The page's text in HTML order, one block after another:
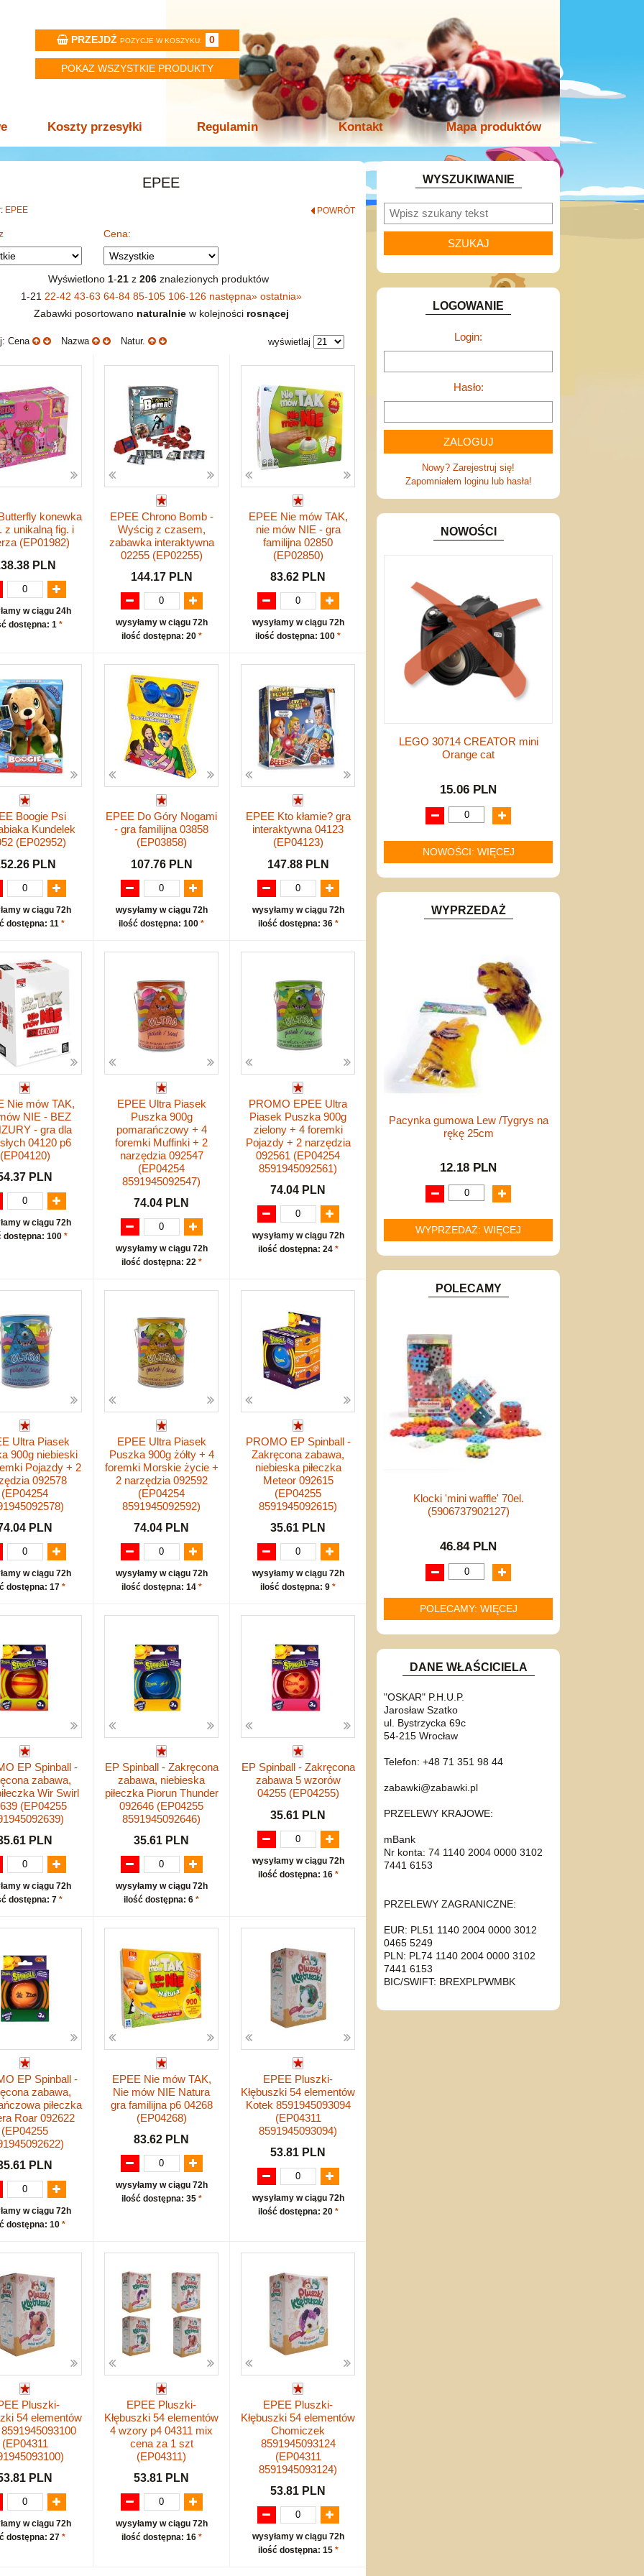
PRZEJDŹ POZYCJE W KOSZYKU: 0
POKAZ WSZYSTKIE PRODUKTY
Koszty przesyłki Regulamin Kontakt Mapa produktów
EPEE
EPEE POWRÓT
Cena:
Wyświetlono 1-21z 206znalezionych produktów
1-21 22-42 43-63 64-84 85-105 106-126 następna» ostatnia»
Zabawki posortowano naturalniew kolejności rosnącej
Cena Nazwa Natur. wyświetlaj
konewka
z unikalną fig. i
(EP01982)
PLN
w ciągu 24h
dostępna: 1 *
EPEE Chrono Bomb -
Wyścig z czasem,
zabawka interaktywna
02255 (EP02255)
144.17 PLN
wysyłamy w ciągu 72h
ilość dostępna: 20 *
EPEE Nie mów TAK,
nie mów NIE - gra
familijna 02850
(EP02850)
83.62 PLN
wysyłamy w ciągu 72h
ilość dostępna: 100 *
Boogie Psi
Kundelek
(EP02952)
PLN
w ciągu 72h
dostępna: 11 *
EPEE Do Góry Nogami
- gra familijna 03858
(EP03858)
107.76 PLN
wysyłamy w ciągu 72h
ilość dostępna: 100 *
EPEE Kto kłamie? gra
interaktywna 04123
(EP04123)
147.88 PLN
wysyłamy w ciągu 72h
ilość dostępna: 36 *
Nie mów TAK,
NIE - BEZ
- gra dla
04120 p6
(EP04120)
PLN
w ciągu 72h
dostępna: 100 *
EPEE Ultra Piasek
Puszka 900g
pomarańczowy + 4
foremki Muffinki + 2
narzędzia 092547
(EP04254
8591945092547)
74.04 PLN
wysyłamy w ciągu 72h
ilość dostępna: 22 *
PROMO EPEE Ultra
Piasek Puszka 900g
zielony + 4 foremki
Pojazdy + 2 narzędzia
092561 (EP04254
8591945092561)
74.04 PLN
wysyłamy w ciągu 72h
ilość dostępna: 24 *
Ultra Piasek
900g niebieski
Pojazdy + 2
092578
(EP04254
PLN
w ciągu 72h
dostępna: 17 *
EPEE Ultra Piasek
Puszka 900g żółty + 4
foremki Morskie życie +
2 narzędzia 092592
(EP04254
8591945092592)
74.04 PLN
wysyłamy w ciągu 72h
ilość dostępna: 14 *
PROMO EP Spinball -
Zakręcona zabawa,
niebieska piłeczka
Meteor 092615
(EP04255
8591945092615)
35.61 PLN
wysyłamy w ciągu 72h
ilość dostępna: 9 *
EP Spinball -
zabawa,
Wir Swirl
(EP04255
PLN
w ciągu 72h
dostępna: 7 *
EP Spinball - Zakręcona
zabawa, niebieska
piłeczka Piorun Thunder
092646 (EP04255
8591945092646)
35.61 PLN
wysyłamy w ciągu 72h
ilość dostępna: 6 *
EP Spinball - Zakręcona
zabawa 5 wzorów
04255 (EP04255)
35.61 PLN
wysyłamy w ciągu 72h
ilość dostępna: 16 *
EP Spinball -
zabawa,
piłeczka
Roar 092622
(EP04255
PLN
w ciągu 72h
dostępna: 10 *
EPEE Nie mów TAK,
Nie mów NIE Natura
gra familijna p6 04268
(EP04268)
83.62 PLN
wysyłamy w ciągu 72h
ilość dostępna: 35 *
EPEE Pluszki-
Kłębuszki 54 elementów
Kotek 8591945093094
(EP04311
8591945093094)
53.81 PLN
wysyłamy w ciągu 72h
ilość dostępna: 20 *
Pluszki-
54 elementów
(EP04311
PLN
w ciągu 72h
dostępna: 27 *
EPEE Pluszki-
Kłębuszki 54 elementów
4 wzory p4 04311 mix
cena za 1 szt
(EP04311)
53.81 PLN
wysyłamy w ciągu 72h
ilość dostępna: 16 *
EPEE Pluszki-
Kłębuszki 54 elementów
Chomiczek
8591945093124
(EP04311
8591945093124)
53.81 PLN
wysyłamy w ciągu 72h
ilość dostępna: 15 *
WYSZUKIWANIE
LOGOWANIE
Login:
Hasło:
Nowy? Zarejestruj się!
Zapomniałem loginu lub hasła!
NOWOŚCI
LEGO 30714 CREATOR mini
Orange cat
15.06 PLN
NOWOŚCI: WIĘCEJ
WYPRZEDAŻ
Pacynka gumowa Lew /Tygrys na
rękę 25cm
12.18 PLN
WYPRZEDAŻ: WIĘCEJ
POLECAMY
Klocki 'mini waffle' 70el.
(5906737902127)
46.84 PLN
POLECAMY: WIĘCEJ
DANE WŁAŚCICIELA
"OSKAR" P.H.U.P.
Jarosław Szatko
ul. Bystrzycka 69c
54-215 Wrocław
Telefon: +48 71 351 98 44
zabawki@zabawki.pl
PRZELEWY KRAJOWE:
mBank
Nr konta: 74 1140 2004 0000 3102
7441 6153
PRZELEWY ZAGRANICZNE:
EUR: PL51 1140 2004 0000 3012
0465 5249
PLN: PL74 1140 2004 0000 3102
7441 6153
BIC/SWIFT: BREXPLPWMBK